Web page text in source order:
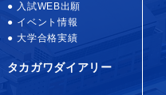
入試WEB出願
イベント情報
大学合格実績
タカガワダイアリー